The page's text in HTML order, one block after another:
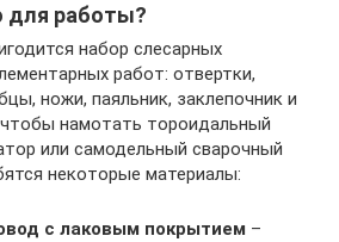
для работы?
набор слесарных
работ: отвертки,
ножи, паяльник, заклепочник и
намотать тороидальный
или самодельный сварочный
некоторые материалы:
с лаковым покрытием –